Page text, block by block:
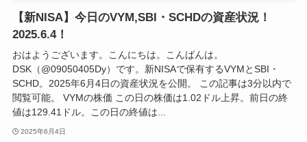
【新NISA】今日のVYM,SBI・SCHDの資産状況！
2025.6.4！
おはようございます。こんにちは。こんばんは。
DSK（@09050405Dy）です。新NISAで保有するVYMとSBI・
SCHD。2025年6月4日の資産状況を公開。 この記事は3分以内で
閲覧可能。 VYMの株価 この日の株価は1.02ドル上昇。前日の終
値は129.41ドル。この日の終値は...
2025年6月4日